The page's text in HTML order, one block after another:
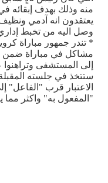
منه وذلك بهدف إبقائه
يعتقدون انه آدمي
وصل اليه من تخبط
* تندر جمهور مباراة
مشاكل في مباراة ضمن
إلى المستشفى وتراهنوا
ستتخذ في جلسته
الاعتبار قرب "الفاعل"
"المفعول به" واكثر مما